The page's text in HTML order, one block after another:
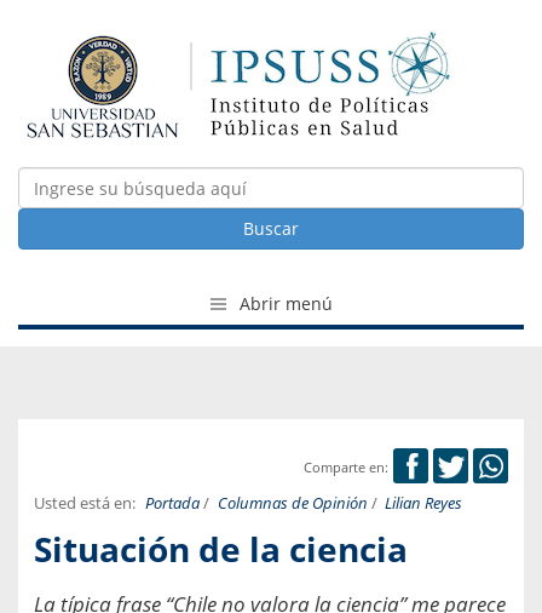
Buscar
Abrir menú
Comparte en:
Usted está en: Portada/ Columnas de Opinión / Lilian Reyes
Situación de la ciencia
La típica frase “Chile no valora la ciencia” me parece